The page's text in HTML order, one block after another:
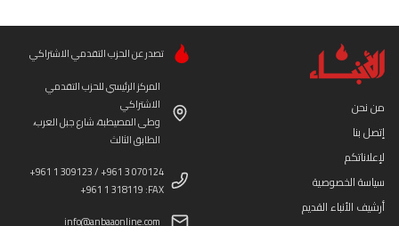
من نحن
إتصل بنا
لإعلاناتكم
سياسة الخصوصية
أرشيف الأنباء القديم
تصدر عن الحزب التقدمي الاشتراكي
المركز الرئيسي للحزب التقدمي
الاشتراكي
وطى المصيطبة، شارع جبل العرب،
الطابق الثالث
+961 1 309123 / +961 3 070124
+961 1 318119 :FAX
info@anbaaonline.com